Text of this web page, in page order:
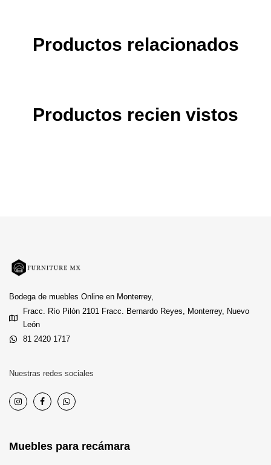
Productos relacionados
Productos recien vistos
Bodega de muebles Online en Monterrey,
Fracc. Río Pilón 2101 Fracc. Bernardo Reyes, Monterrey, Nuevo
León
81 2420 1717
Nuestras redes sociales
Muebles para recámara